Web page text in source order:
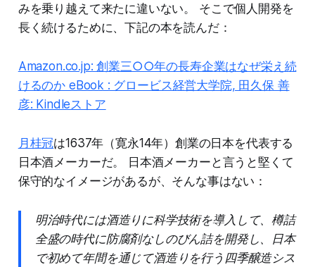
みを乗り越えて来たに違いない。 そこで個人開発を
長く続けるために、下記の本を読んだ：
Amazon.co.jp: 創業三○○年の長寿企業はなぜ栄え続
けるのか eBook : グロービス経営大学院, 田久保 善
彦: Kindleストア
月桂冠は1637年（寛永14年）創業の日本を代表する
日本酒メーカーだ。 日本酒メーカーと言うと堅くて
保守的なイメージがあるが、そんな事はない：
明治時代には酒造りに科学技術を導入して、樽詰
全盛の時代に防腐剤なしのびん詰を開発し、日本
で初めて年間を通じて酒造りを行う四季醸造シス